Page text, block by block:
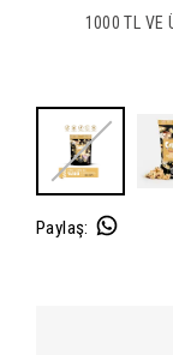
1000 TL VE
Paylaş: